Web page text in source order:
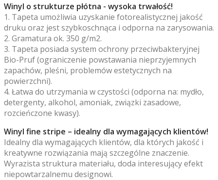
Winyl o strukturze płótna - wysoka trwałość!
1. Tapeta umożliwia uzyskanie fotorealistycznej jakość
druku oraz jest szybkoschnąca i odporna na zarysowania.
2. Gramatura ok. 350 g/m2.
3. Tapeta posiada system ochrony przeciwbakteryjnej
Bio-Pruf (ograniczenie powstawania nieprzyjemnych
zapachów, pleśni, problemów estetycznych na
powierzchni).
4. Łatwa do utrzymania w czystości (odporna na: mydło,
detergenty, alkohol, amoniak, związki zasadowe,
rozcieńczone kwasy).
Winyl fine stripe – idealny dla wymagających klientów!
Idealny dla wymagających klientów, dla których jakość i
kreatywne rozwiązania mają szczególne znaczenie.
Wyrazista struktura materiału, doda interesujący efekt
niepowtarzalnemu designowi.